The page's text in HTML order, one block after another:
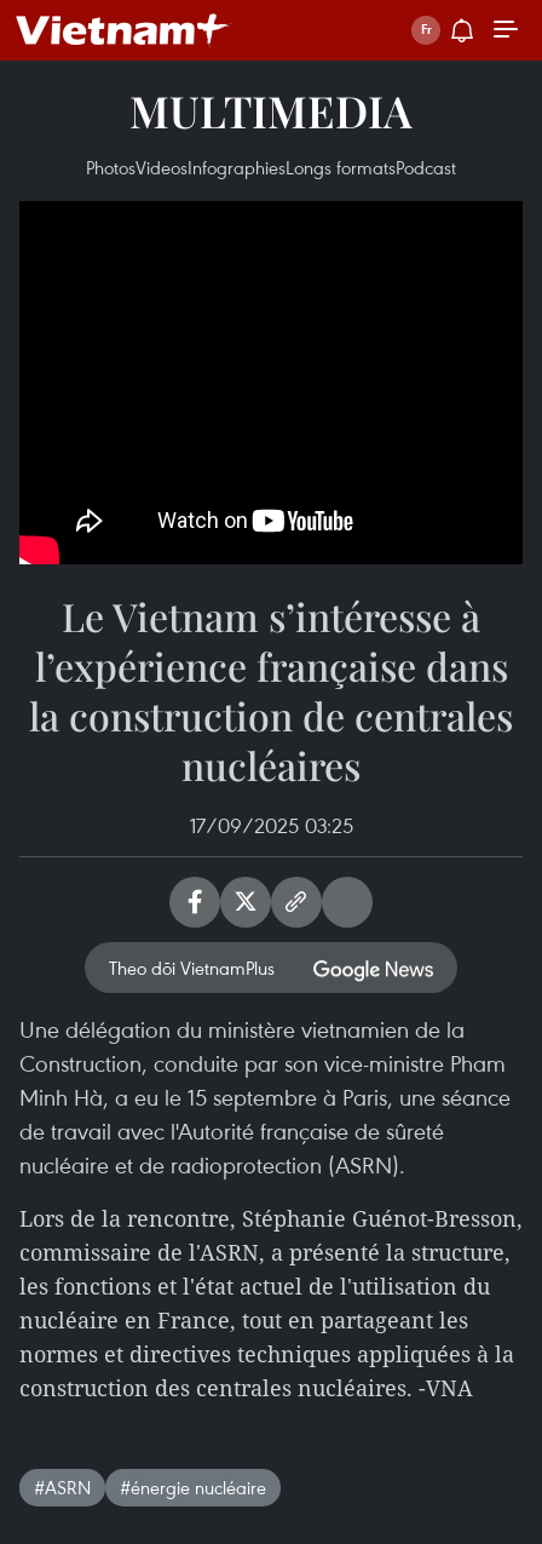
MULTIMEDIA
PhotosVideosInfographiesLongs formatsPodcast
Le Vietnam s’intéresse à
l’expérience française dans
la construction de centrales
nucléaires
17/09/2025 03:25
Theo dõi VietnamPlus
Une délégation du ministère vietnamien de la
Construction, conduite par son vice-ministre Pham
Minh Hà, a eu le 15 septembre à Paris, une séance
de travail avec l'Autorité française de sûreté
nucléaire et de radioprotection (ASRN).
Lors de la rencontre, Stéphanie Guénot-Bresson,
commissaire de l'ASRN, a présenté la structure,
les fonctions et l'état actuel de l'utilisation du
nucléaire en France, tout en partageant les
normes et directives techniques appliquées à la
construction des centrales nucléaires. -VNA
#ASRN #énergie nucléaire